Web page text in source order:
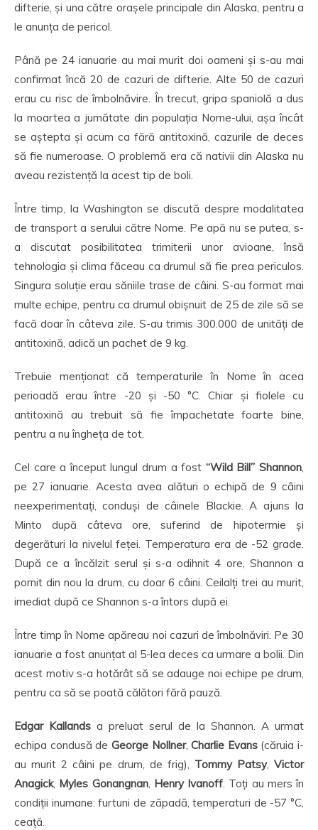
difterie, și una către orașele principale din Alaska, pentru a
le anunța de pericol.
Până pe 24 ianuarie au mai murit doi oameni și s-au mai
confirmat încă 20 de cazuri de difterie. Alte 50 de cazuri
erau cu risc de îmbolnăvire. În trecut, gripa spaniolă a dus
la moartea a jumătate din populația Nome-ului, așa încât
se aștepta și acum ca fără antitoxină, cazurile de deces
să fie numeroase. O problemă era că nativii din Alaska nu
aveau rezistență la acest tip de boli.
Între timp, la Washington se discută despre modalitatea
de transport a serului către Nome. Pe apă nu se putea, s-
a discutat posibilitatea trimiterii unor avioane, însă
tehnologia și clima făceau ca drumul să fie prea periculos.
Singura soluție erau săniile trase de câini. S-au format mai
multe echipe, pentru ca drumul obișnuit de 25 de zile să se
facă doar în câteva zile. S-au trimis 300.000 de unități de
antitoxină, adică un pachet de 9 kg.
Trebuie menționat că temperaturile în Nome în acea
perioadă erau între -20 și -50 °C. Chiar și fiolele cu
antitoxină au trebuit să fie împachetate foarte bine,
pentru a nu îngheța de tot.
Cel care a început lungul drum a fost “Wild Bill” Shannon,
pe 27 ianuarie. Acesta avea alături o echipă de 9 câini
neexperimentați, conduși de câinele Blackie. A ajuns la
Minto după câteva ore, suferind de hipotermie și
degerături la nivelul feței. Temperatura era de -52 grade.
După ce a încălzit serul și s-a odihnit 4 ore, Shannon a
pornit din nou la drum, cu doar 6 câini. Ceilalți trei au murit,
imediat după ce Shannon s-a întors după ei.
Între timp în Nome apăreau noi cazuri de îmbolnăviri. Pe 30
ianuarie a fost anunțat al 5-lea deces ca urmare a bolii. Din
acest motiv s-a hotărât să se adauge noi echipe pe drum,
pentru ca să se poată călători fără pauză.
Edgar Kallands a preluat serul de la Shannon. A urmat
echipa condusă de George Nollner,Charlie Evans(căruia i-
au murit 2 câini pe drum, de frig), Tommy Patsy,Victor
Anagick, Myles Gonangnan, Henry Ivanoff. Toți au mers în
condiții inumane: furtuni de zăpadă, temperaturi de -57 °C,
ceață.